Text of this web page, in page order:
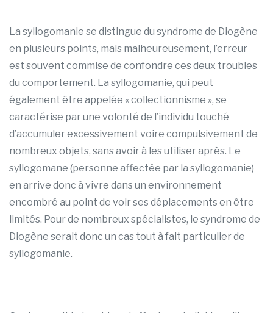
La syllogomanie se distingue du syndrome de Diogène
en plusieurs points, mais malheureusement, l’erreur
est souvent commise de confondre ces deux troubles
du comportement. La syllogomanie, qui peut
également être appelée « collectionnisme », se
caractérise par une volonté de l’individu touché
d’accumuler excessivement voire compulsivement de
nombreux objets, sans avoir à les utiliser après. Le
syllogomane (personne affectée par la syllogomanie)
en arrive donc à vivre dans un environnement
encombré au point de voir ses déplacements en être
limités. Pour de nombreux spécialistes, le syndrome de
Diogène serait donc un cas tout à fait particulier de
syllogomanie.